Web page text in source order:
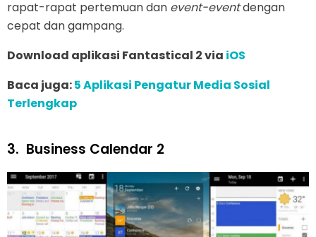
rapat-rapat pertemuan dan event-eventdengan
cepat dan gampang.
Download aplikasi Fantastical 2 via iOS
Baca juga:5 Aplikasi Pengatur Media Sosial
Terlengkap
3. Business Calendar 2